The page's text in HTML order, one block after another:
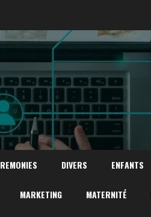
DIVERS ENFANTS
MARKETING MATERNITÉ